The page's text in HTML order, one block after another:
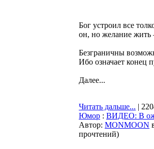
Бог устроил все
он, но желание жить
Безграничны
Ибо означает конец
Далее...
Читать дальше... |
Юмор : ВИДЕО: В
Автор: MONMOON
прочтений)